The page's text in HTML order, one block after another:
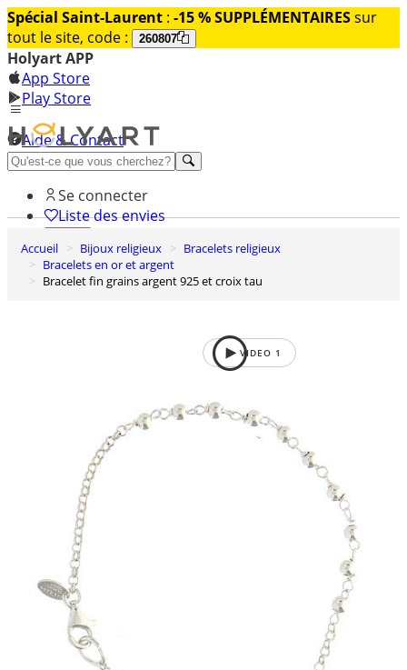
Spécial Saint-Laurent : -15 % SUPPLÉMENTAIRESsur
tout le site, code :
260807
Holyart APP
App Store
Play Store
Aide & Contact
Découvrez Premium
Se connecter
Liste des envies
0
Panier
Accueil Bijoux religieux
Bracelets religieux
Bracelets en or et argent
Bracelet fin grains argent 925 et croix tau
VIDEO 1